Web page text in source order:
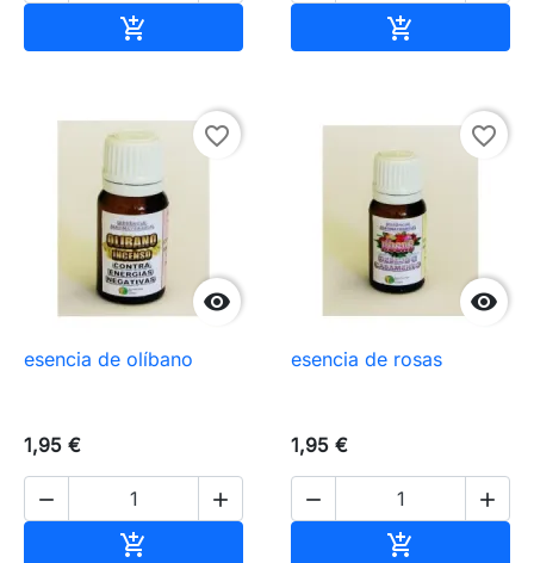
 

favorite_border
esencia de olíbano
1,95 €
 


favorite_border
esencia de rosas
1,95 €
 
